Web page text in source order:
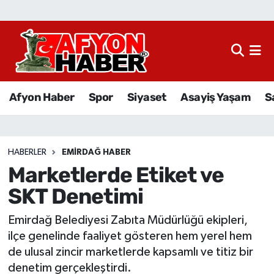
Afyon Haber Spor Siyaset Asayiş Yaşam
HABERLER EMIRDAĞ HABER
Marketlerde Etiket ve
SKT Denetimi
Emirdağ Belediyesi Zabıta Müdürlüğü ekipleri,
ilçe genelinde faaliyet gösteren hem yerel hem
de ulusal zincir marketlerde kapsamlı ve titiz bir
denetim gerçekleştirdi.
Afyon Haber
Sağlık
Eğitim
Sivil Toplum
Ekonomi